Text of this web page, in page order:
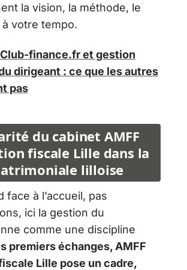
la vision, la méthode, le
votre tempo.
Club-finance.fr et gestion
dirigeant : ce que les autres
pas
du cabinet AMFF
fiscale Lille dans la
lilloise
face à l’accueil, pas
ici la gestion du
comme une discipline
premiers échanges, AMFF
Lille pose un cadre,